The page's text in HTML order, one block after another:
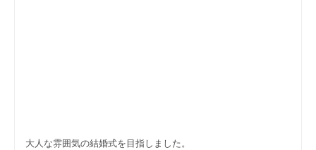
大人な雰囲気の結婚式を目指しました。